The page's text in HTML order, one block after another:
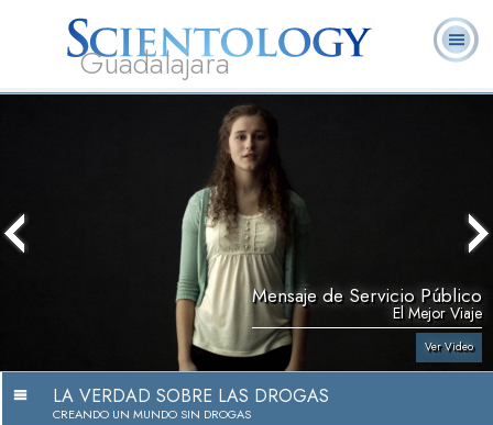
Guadalajara
Voluntarios
Mensaje de Servicio Público
El Mejor Viaje
Ver Video
LA VERDAD SOBRE LAS DROGAS
CREANDO UN MUNDO SIN DROGAS